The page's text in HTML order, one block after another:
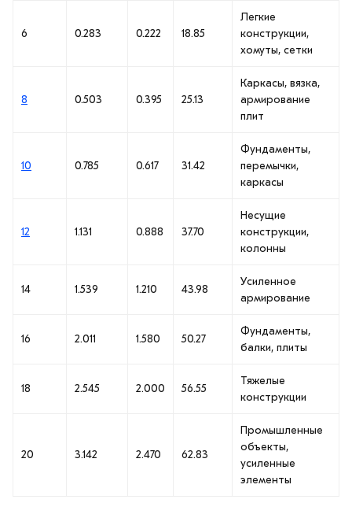
6 0.283 0.222 18.85
Легкие
конструкции,
хомуты, сетки
8 0.503 0.395 25.13
Каркасы, вязка,
армирование
плит
10 0.785 0.617 31.42
Фундаменты,
перемычки,
каркасы
12 1.131 0.888 37.70
Несущие
конструкции,
колонны
14 1.539 1.210 43.98
Усиленное
армирование
16 2.011 1.580 50.27
Фундаменты,
балки, плиты
18 2.545 2.000 56.55
Тяжелые
конструкции
20 3.142 2.470 62.83
Промышленные
объекты,
усиленные
элементы